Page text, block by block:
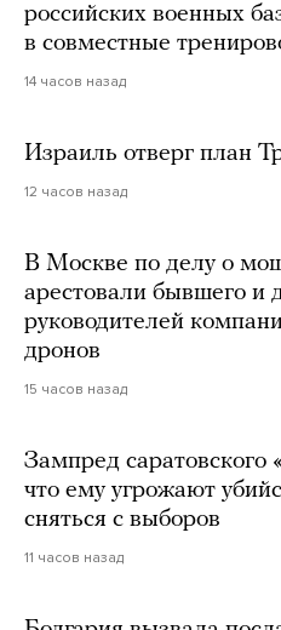
российских военных
в совместные
14 часов назад
Израиль отверг план
12 часов назад
В Москве по делу о
арестовали бывшего и
руководителей
дронов
15 часов назад
Зампред саратовского
что ему угрожают
сняться с выборов
11 часов назад